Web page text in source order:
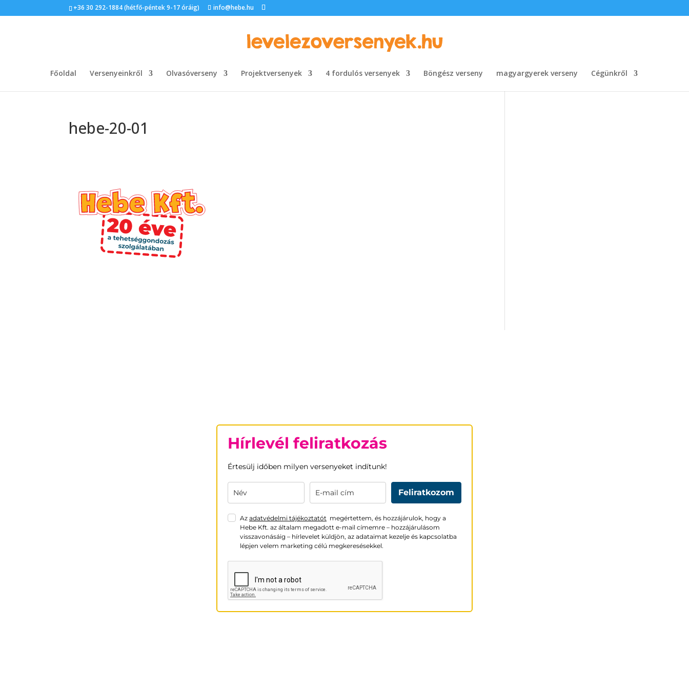
+36 30 292-1884 (hétfő-péntek 9-17 óráig) info@hebe.hu
Főoldal Versenyeinkről Olvasóverseny Projektversenyek 4 fordulós versenyek Böngész verseny magyargyerek verseny Cégünkről
hebe-20-01
Hírlevél feliratkozás
Értesülj időben milyen versenyeket indítunk!
Feliratkozom
Az adatvédelmi tájékoztatót megértettem, és hozzájárulok, hogy a
Hebe Kft. az általam megadott e-mail címemre – hozzájárulásom
visszavonásáig – hírlevelet küldjön, az adataimat kezelje és kapcsolatba
lépjen velem marketing célú megkeresésekkel.